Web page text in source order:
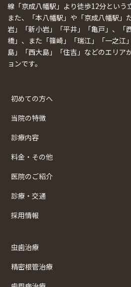
線「京成八幡駅」より徒歩12分という
また、「本八幡駅」や「京成八幡駅」
岩」「新小岩」「平井」「亀戸」、「
橋」、また「篠崎」「瑞江」「一之江
島」「西大島」「住吉」などのエリア
ョンです。
初めての方へ
当院の特徴
診療内容
料金・その他
医院のご紹介
診療・交通
採用情報
虫歯治療
精密根管治療